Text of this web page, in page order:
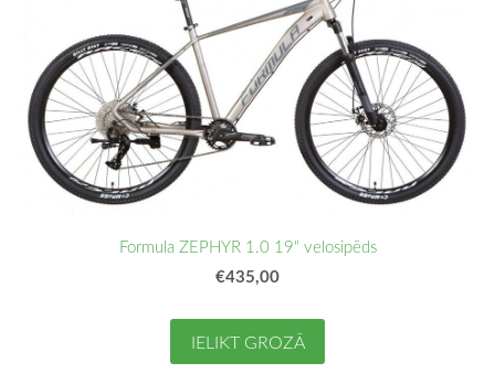
Formula ZEPHYR 1.0 19" velosipēds
€435,00
IELIKT GROZĀ